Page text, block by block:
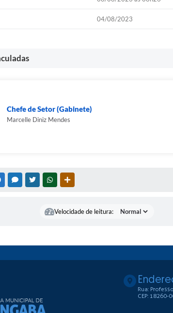
04/08/2023
Chefe de Setor (Gabinete)
Marcelle Diniz Mendes
FACEBOOKMESSENGER
TWITTERWHATSAPP
Velocidade de leitura:
Rua:
CEP: 18260-